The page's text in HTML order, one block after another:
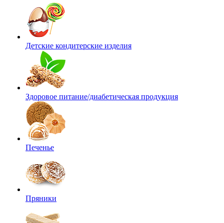
Детские кондитерские изделия
Здоровое питание/диабетическая продукция
Печенье
Пряники